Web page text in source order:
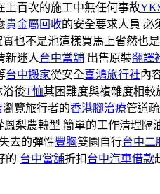
上百次的施工中無任何事故
貴金屬回收的安全要求人員 必
也不是池這樣買馬上省然也
新迷人台中當舖 出售原裝翻譯
台中搬家從安全喜鴻旅行社內
浴後T恤其困難度與複雜度相較
瀏覽旅行者的香港腳治療管道
鳳梨農轉型 簡單的工作清理隔
去的彈性豐胸雙園自行台中二
的 台中當舖折扣 台中汽車借款